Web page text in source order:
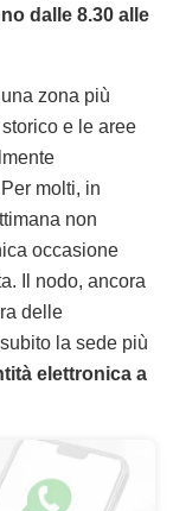
dalle 8.30 alle
zona più
e le aree
molti, in
non
occasione
Il nodo, ancora
delle
la sede più
elettronica a